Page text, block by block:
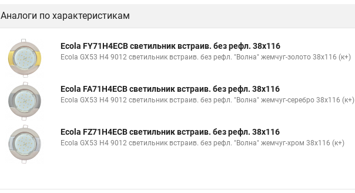
Аналоги по характеристикам
Ecola FY71H4ECB светильник встраив. без рефл. 38x116
Ecola GX53 H4 9012 светильник встраив. без рефл. "Волна" жемчуг-золото 38x116 (к+)
Ecola FA71H4ECB светильник встраив. без рефл. 38x116
Ecola GX53 H4 9012 светильник встраив. без рефл. "Волна" жемчуг-серебро 38x116 (к+)
Ecola FZ71H4ECB светильник встраив. без рефл. 38x116
Ecola GX53 H4 9012 светильник встраив. без рефл. "Волна" жемчуг-хром 38x116 (к+)